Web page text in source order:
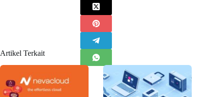
Artikel Terkait